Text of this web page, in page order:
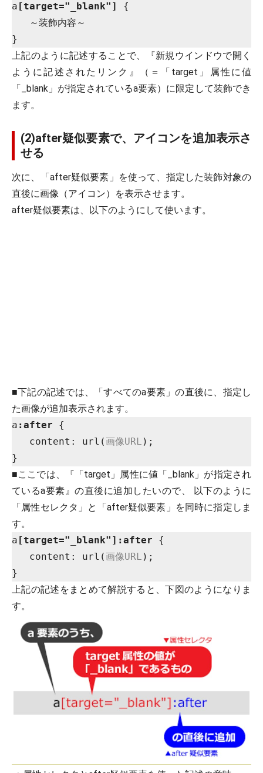
a [target="_blank"]
{
   ～装飾内容～
上記のように記述することで、『新規ウインドウで開く
ように記述されたリンク』（＝「target」属性に値
「_blank」が指定されているa要素）に限定して装飾でき
ます。
(2)after疑似要素で、アイコンを追加表示さ
せる
次に、「after疑似要素」を使って、指定した装飾対象の
直後に画像（アイコン）を表示させます。
after疑似要素は、以下のようにして使います。
■下記の記述では、「すべてのa要素」の直後に、指定し
た画像が追加表示されます。
a :after {
   content: url(
画像URL );
■ここでは、『「target」属性に値「_blank」が指定され
ているa要素』の直後に追加したいので、 以下のように
「属性セレクタ」と「after疑似要素」を同時に指定しま
す。
a [target="_blank"]:after {
   content: url(
画像URL );
上記の記述をまとめて解説すると、下図のようになりま
す。